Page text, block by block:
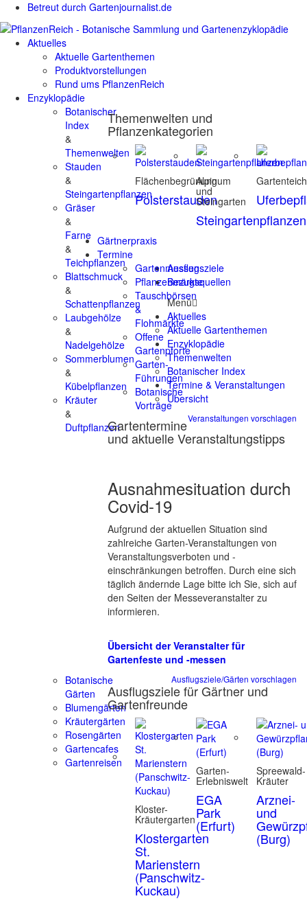
Betreut durch Gartenjournalist.de
Aktuelles
Aktuelle Gartenthemen
Produktvorstellungen
Rund ums PflanzenReich
Enzyklopädie
Botanischer
Index
&
Themenwelten
Stauden
&
Steingartenpflanzen
Gräser
&
Farne
&
Teichpflanzen
Blattschmuck
&
Schattenpflanzen
Laubgehölze
&
Nadelgehölze
Sommerblumen
&
Kübelpflanzen
Kräuter
&
Duftpflanzen
Themenwelten und
Pflanzenkategorien
Flächenbegrünung
Polsterstauden
Alpinum
und
Steingarten
Steingartenpflanzen
Gartenteich
Gärtnerpraxis
Termine
Gartenmessen
Pflanzenmärkte
Tauschbörsen
&
Flohmärkte
Offene
Gartenpforte
Garten-
Führungen
Botanische
Vorträge
Veranstaltungen vorschlagen
Gartentermine
und aktuelle Veranstaltungstipps
Ausnahmesituation durch
Covid-19
Aufgrund der aktuellen Situation sind
zahlreiche Garten-Veranstaltungen von
Veranstaltungsverboten und -
einschränkungen betroffen. Durch eine sich
täglich ändernde Lage bitte ich Sie, sich auf
den Seiten der Messeveranstalter zu
informieren.
Übersicht der Veranstalter für
Gartenfeste und -messen
Ausflugsziele
Botanische
Gärten
Blumengärten
Kräutergärten
Rosengärten
Gartencafes
Gartenreisen
Ausflugsziele/Gärten vorschlagen
Ausflugsziele für Gärtner und
Gartenfreunde
Kloster-
Kräutergarten
Klostergarten
St.
Marienstern
(Panschwitz-
Kuckau)
Garten-
Erlebniswelt
EGA
Park
(Erfurt)
Spreewald-
Kräuter
Arznei-
und
(Burg)
Bezugsquellen
Menü
Aktuelles
Aktuelle Gartenthemen
Enzyklopädie
Themenwelten
Botanischer Index
Termine & Veranstaltungen
Übersicht